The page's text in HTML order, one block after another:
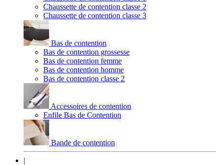
Chaussette de contention classe 2
Chaussette de contention classe 3
Bas de contention
Bas de contention grossesse
Bas de contention femme
Bas de contention homme
Bas de contention classe 2
Accessoires de contention
Enfile Bas de Contention
Bande de contention
|